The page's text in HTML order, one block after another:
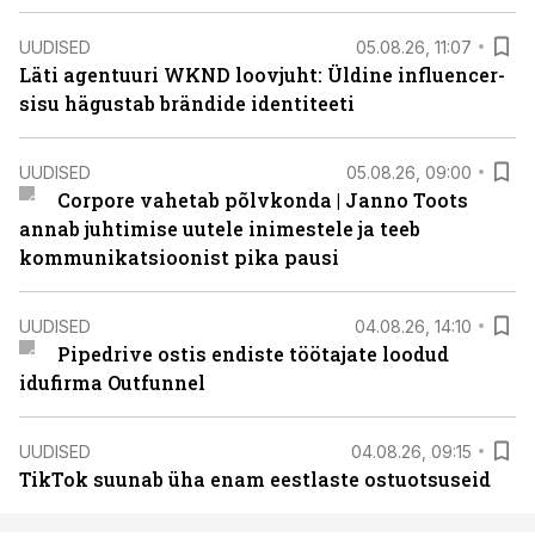
UUDISED 05.08.26, 11:07
Läti agentuuri WKND loovjuht: Üldine influencer-
sisu hägustab brändide identiteeti
UUDISED 05.08.26, 09:00
Corpore vahetab põlvkonda | Janno Toots
annab juhtimise uutele inimestele ja teeb
kommunikatsioonist pika pausi
UUDISED 04.08.26, 14:10
Pipedrive ostis endiste töötajate loodud
idufirma Outfunnel
UUDISED 04.08.26, 09:15
TikTok suunab üha enam eestlaste ostuotsuseid